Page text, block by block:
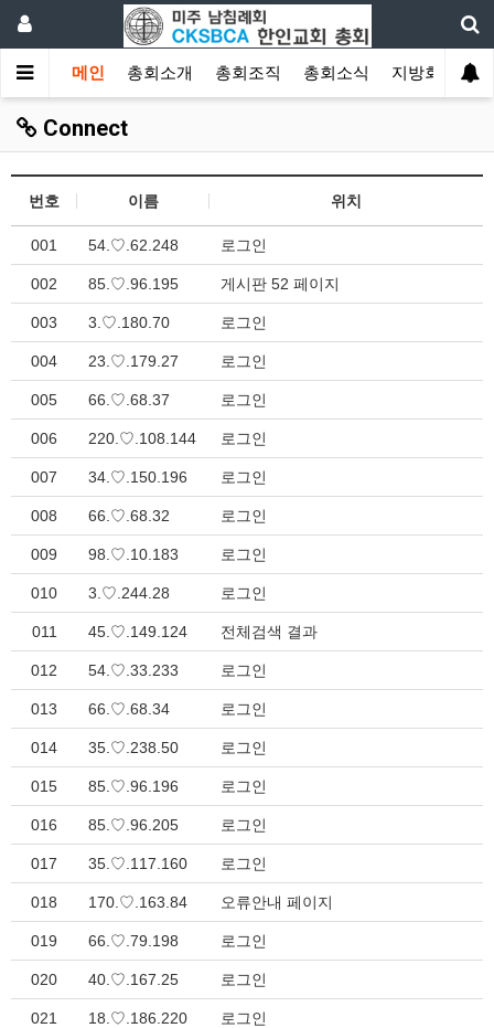
메인 총회소개 총회조직 총회소식 지방회
Connect
번호 이름 위치
001 54.♡.62.248 로그인
002 85.♡.96.195 게시판 52 페이지
003 3.♡.180.70 로그인
004 23.♡.179.27 로그인
005 66.♡.68.37 로그인
006 220.♡.108.144 로그인
007 34.♡.150.196 로그인
008 66.♡.68.32 로그인
009 98.♡.10.183 로그인
010 3.♡.244.28 로그인
011 45.♡.149.124 전체검색 결과
012 54.♡.33.233 로그인
013 66.♡.68.34 로그인
014 35.♡.238.50 로그인
015 85.♡.96.196 로그인
016 85.♡.96.205 로그인
017 35.♡.117.160 로그인
018 170.♡.163.84 오류안내 페이지
019 66.♡.79.198 로그인
020 40.♡.167.25 로그인
021 18.♡.186.220 로그인